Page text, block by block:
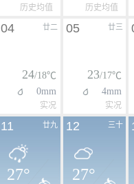
历史均值 历史均值
廿二
04
24/18℃
0mm
实况
廿三
05
23/17℃
4mm
实况
廿九
11
27°
三十
12
27°